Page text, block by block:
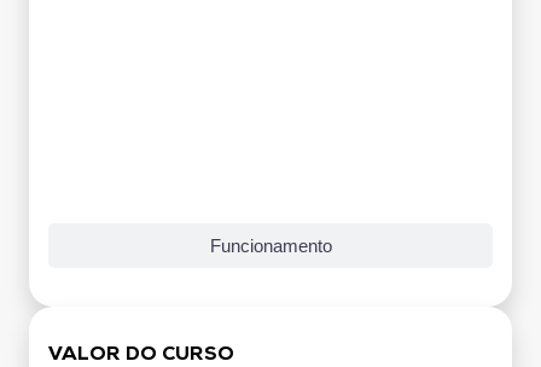
Funcionamento
VALOR DO CURSO